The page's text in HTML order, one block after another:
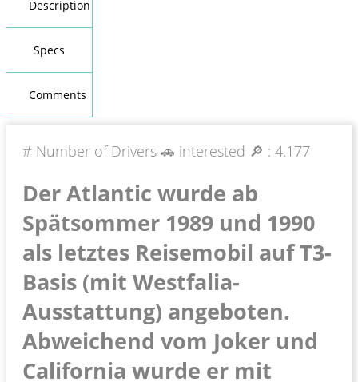
Description
Specs
Comments
# Number of Drivers 🚗 interested 🔎 : 4.177
Der Atlantic wurde ab
Spätsommer 1989 und 1990
als letztes Reisemobil auf T3-
Basis (mit Westfalia-
Ausstattung) angeboten.
Abweichend vom Joker und
California wurde er mit